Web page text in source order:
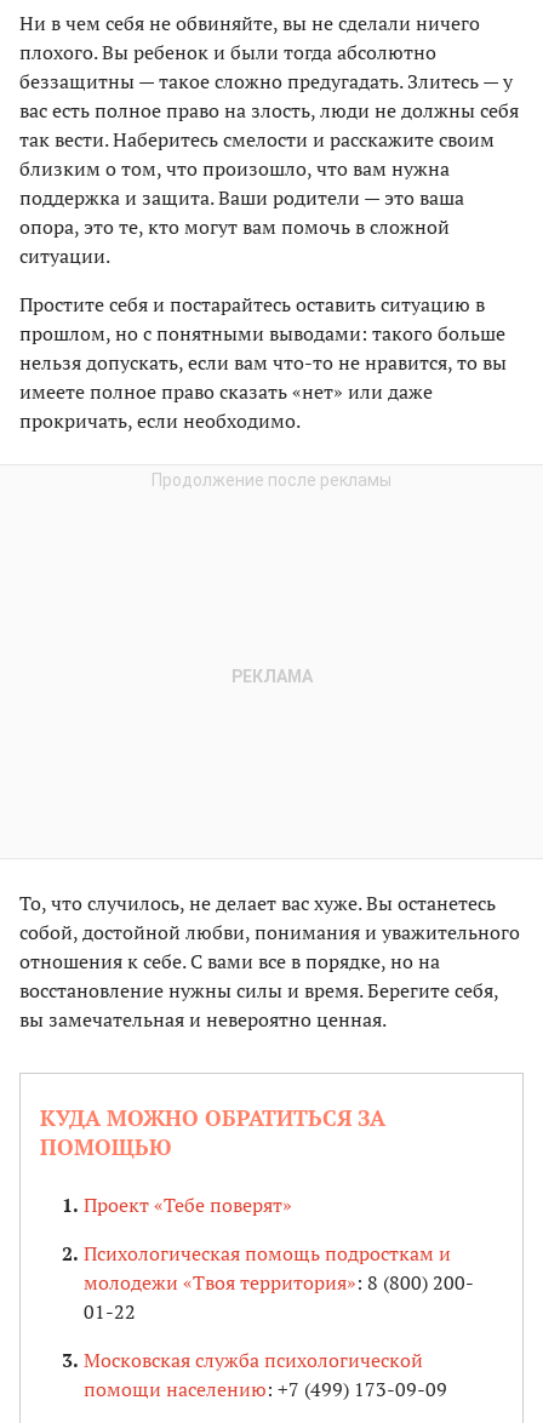
Ни в чем себя не обвиняйте, вы не сделали ничего
плохого. Вы ребенок и были тогда абсолютно
беззащитны — такое сложно предугадать. Злитесь — у
вас есть полное право на злость, люди не должны себя
так вести. Наберитесь смелости и расскажите своим
близким о том, что произошло, что вам нужна
поддержка и защита. Ваши родители — это ваша
опора, это те, кто могут вам помочь в сложной
ситуации.
Простите себя и постарайтесь оставить ситуацию в
прошлом, но с понятными выводами: такого больше
нельзя допускать, если вам что-то не нравится, то вы
имеете полное право сказать «нет» или даже
прокричать, если необходимо.
То, что случилось, не делает вас хуже. Вы останетесь
собой, достойной любви, понимания и уважительного
отношения к себе. С вами все в порядке, но на
восстановление нужны силы и время. Берегите себя,
вы замечательная и невероятно ценная.
КУДА МОЖНО ОБРАТИТЬСЯ ЗА
ПОМОЩЬЮ
Проект «Тебе поверят»
Психологическая помощь подросткам и
молодежи «Твоя территория»: 8 (800) 200-
01-22
Московская служба психологической
помощи населению: +7 (499) 173-09-09